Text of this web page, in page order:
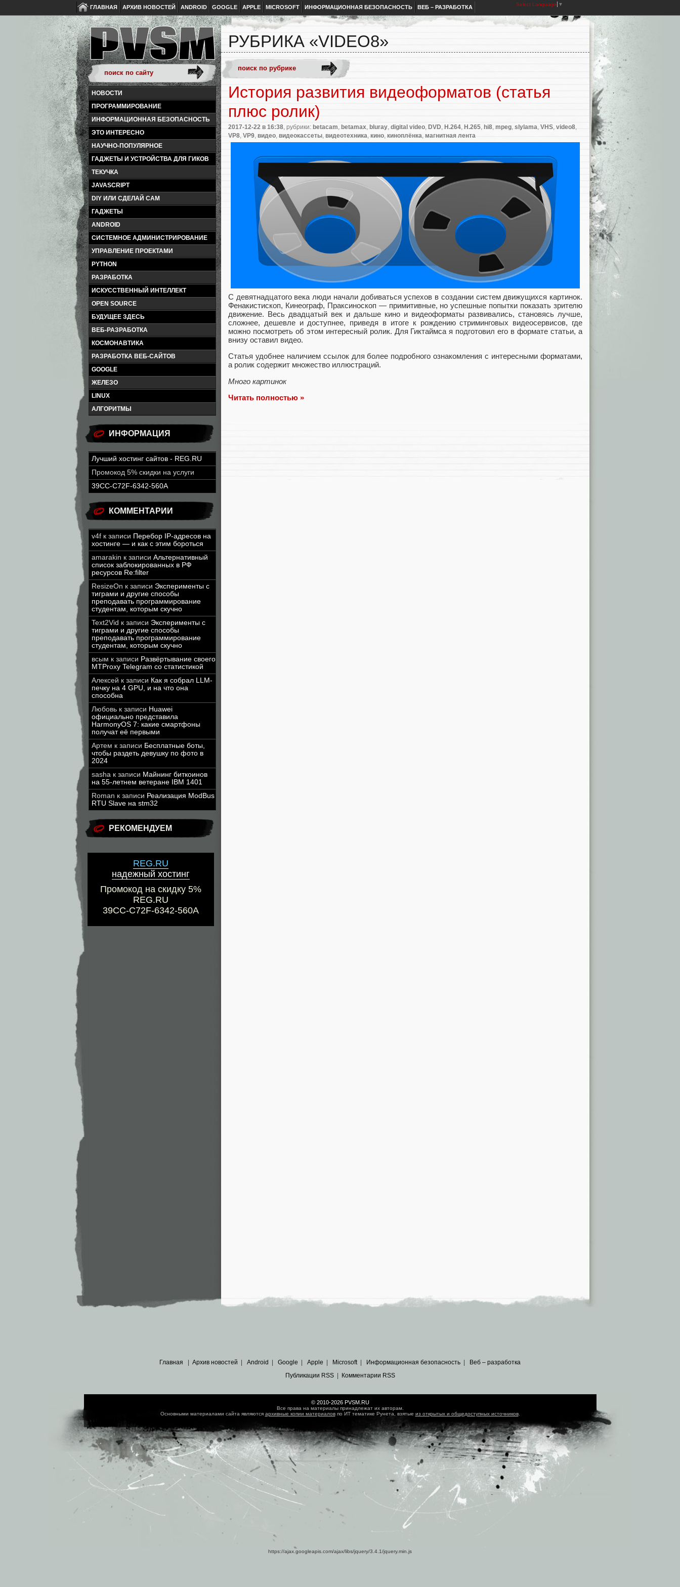
ГЛАВНАЯ АРХИВ НОВОСТЕЙ ANDROID GOOGLE APPLE MICROSOFT ИНФОРМАЦИОННАЯ БЕЗОПАСНОСТЬ ВЕБ – РАЗРАБОТКА Select Language ▼
НОВОСТИ
ПРОГРАММИРОВАНИЕ
ИНФОРМАЦИОННАЯ БЕЗОПАСНОСТЬ
ЭТО ИНТЕРЕСНО
НАУЧНО-ПОПУЛЯРНОЕ
ГАДЖЕТЫ И УСТРОЙСТВА ДЛЯ ГИКОВ
ТЕКУЧКА
JAVASCRIPT
DIY ИЛИ СДЕЛАЙ САМ
ГАДЖЕТЫ
ANDROID
СИСТЕМНОЕ АДМИНИСТРИРОВАНИЕ
УПРАВЛЕНИЕ ПРОЕКТАМИ
PYTHON
РАЗРАБОТКА
ИСКУССТВЕННЫЙ ИНТЕЛЛЕКТ
OPEN SOURCE
БУДУЩЕЕ ЗДЕСЬ
ВЕБ-РАЗРАБОТКА
КОСМОНАВТИКА
РАЗРАБОТКА ВЕБ-САЙТОВ
GOOGLE
ЖЕЛЕЗО
LINUX
АЛГОРИТМЫ
ИНФОРМАЦИЯ
Лучший хостинг сайтов - REG.RU
Промокод 5% скидки на услуги
39CC-C72F-6342-560A
КОММЕНТАРИИ
v4f к записи Перебор IP-адресов на
хостинге — и как с этим бороться
amarakin к записи Альтернативный
список заблокированных в РФ
ресурсов Re:filter
ResizeOn к записи Эксперименты с
тиграми и другие способы
преподавать программирование
студентам, которым скучно
Text2Vid к записи Эксперименты с
тиграми и другие способы
преподавать программирование
студентам, которым скучно
всым к записи Развёртывание своего
MTProxy Telegram со статистикой
Алексей к записи Как я собрал LLM-
печку на 4 GPU, и на что она
способна
Любовь к записи Huawei
официально представила
HarmonyOS 7: какие смартфоны
получат её первыми
Артем к записи Бесплатные боты,
чтобы раздеть девушку по фото в
2024
sasha к записи Майнинг биткоинов
на 55-летнем ветеране IBM 1401
Roman к записи Реализация ModBus
RTU Slave на stm32
РЕКОМЕНДУЕМ
REG.RU
надежный хостинг
Промокод на скидку 5%
REG.RU
39CC-C72F-6342-560A
РУБРИКА «VIDEO8»
История развития видеоформатов (статья
плюс ролик)
2017-12-22 в 16:38 , рубрики: betacam betamax bluray digital video DVD H.264 H.265 hi8 mpeg slylama VHS video8
VP8 VP9 видео видеокассеты видеотехника кино киноплёнка магнитная лента
С девятнадцатого века люди начали добиваться успехов в создании систем движущихся картинок.
Фенакистископ, Кинеограф, Праксиноскоп — примитивные, но успешные попытки показать зрителю
движение. Весь двадцатый век и дальше кино и видеоформаты развивались, становясь лучше,
сложнее, дешевле и доступнее, приведя в итоге к рождению стриминговых видеосервисов, где
можно посмотреть об этом интересный ролик. Для Гиктаймса я подготовил его в формате статьи, а
внизу оставил видео.
Статья удобнее наличием ссылок для более подробного ознакомления с интересными форматами,
а ролик содержит множество иллюстраций.
Много картинок
Читать полностью »
Главная Архив новостей Android Google Apple Microsoft| Информационная безопасность
Веб – разработка
Публикации RSS| Комментарии RSS
© 2010-2026 PVSM.RU
Все права на материалы принадлежат их авторам.
Основными материалами сайта являются архивные копии материаловпо ИТ тематике Рунета, взятые из открытых и общедоступных источников.
https://ajax.googleapis.com/ajax/libs/jquery/3.4.1/jquery.min.js